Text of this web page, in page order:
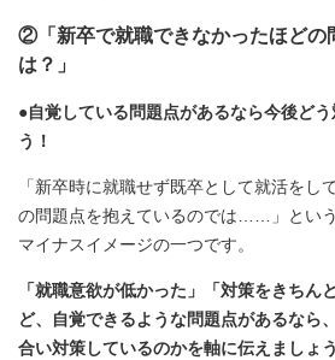
②「新卒で就職できなかったほどの
は？」
●自覚している問題点があるなら今後ど
う！
「新卒時に就職せず既卒として就活をし
の問題点を抱えているのでは……」とい
マイナスイメージの一つです。
「就職意欲が低かった」「対策をきちん
ど、自覚できるような問題点があるなら
合い対策しているのかを軸に伝えましょう